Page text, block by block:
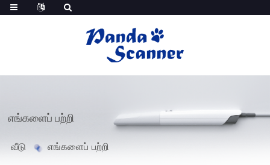
எங்களைப் பற்றி
வீடு எங்களைப் பற்றி